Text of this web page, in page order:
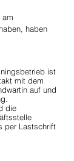
haben
ist
mit dem
auf und
.
die
per Lastschrift